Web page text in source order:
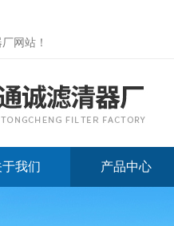
厂网站 ！
于我们 产品中心